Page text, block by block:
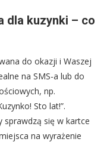
dla kuzynki – co
do okazji i Waszej
na SMS-a lub do
np.
Sto lat!”.
sprawdzą się w kartce
na wyrażenie